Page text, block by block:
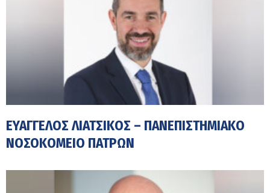
ΕΥΆΓΓΕΛΟΣ ΛΙΆΤΣΙΚΟΣ – ΠΑΝΕΠΙΣΤΗΜΙΑΚΌ
ΝΟΣΟΚΟΜΕΊΟ ΠΑΤΡΏΝ